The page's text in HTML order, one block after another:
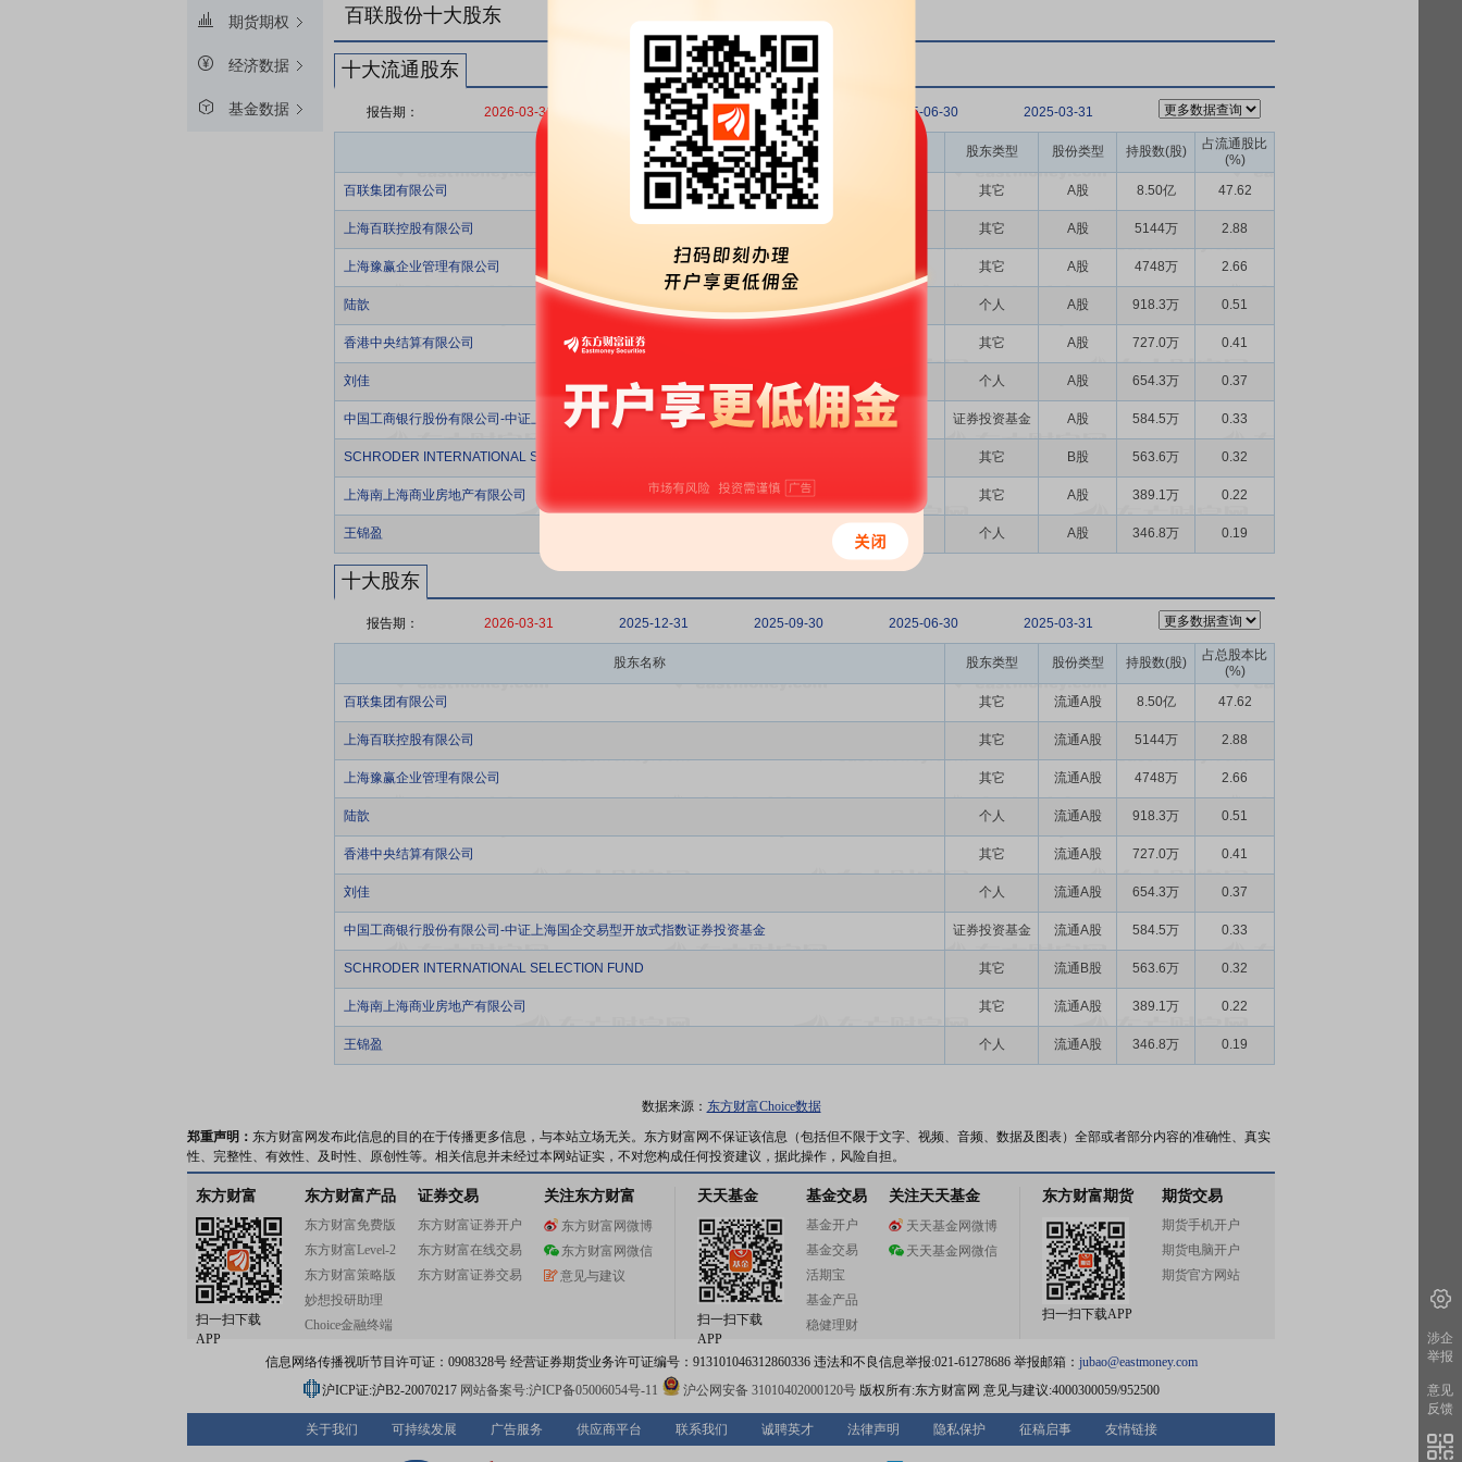
期货期权
经济数据
基金数据
百联股份十大股东
十大流通股东
报告期： 2026-03-31 2025-12-31 2025-09-30 2025-06-30 2025-03-31
股东名称 股东类型 股份类型 持股数(股)
占流通股比
(%)
百联集团有限公司
其它 A股 8.50亿 47.62
上海百联控股有限公司 其它 A股 5144万 2.88
上海豫赢企业管理有限公司 其它 A股 4748万 2.66
陆歆 个人 A股 918.3万 0.51
香港中央结算有限公司 其它 A股 727.0万 0.41
刘佳 个人 A股 654.3万 0.37
中国工商银行股份有限公司-中证上海国企交易型开放式指数证券投资基金 证券投资基金 A股 584.5万 0.33
SCHRODER INTERNATIONAL SELECTION FUND 其它 B股 563.6万 0.32
上海南上海商业房地产有限公司 其它 A股 389.1万 0.22
王锦盈 个人 A股 346.8万 0.19
十大股东
报告期： 2026-03-31 2025-12-31 2025-09-30 2025-06-30 2025-03-31
股东名称 股东类型 股份类型 持股数(股)
占总股本比
(%)
百联集团有限公司
其它 流通A股 8.50亿 47.62
上海百联控股有限公司 其它 流通A股 5144万 2.88
上海豫赢企业管理有限公司 其它 流通A股 4748万 2.66
陆歆 个人 流通A股 918.3万 0.51
香港中央结算有限公司 其它 流通A股 727.0万 0.41
刘佳 个人 流通A股 654.3万 0.37
中国工商银行股份有限公司-中证上海国企交易型开放式指数证券投资基金 证券投资基金 流通A股 584.5万 0.33
SCHRODER INTERNATIONAL SELECTION FUND 其它 流通B股 563.6万 0.32
上海南上海商业房地产有限公司 其它 流通A股 389.1万 0.22
王锦盈 个人 流通A股 346.8万 0.19
数据来源： 东方财富Choice数据
郑重声明： 东方财富网发布此信息的目的在于传播更多信息，与本站立场无关。东方财富网不保证该信息（包括但不限于文字、视频、音频、数据及图表）全部或者部分内容的准确性、真实
性、完整性、有效性、及时性、原创性等。相关信息并未经过本网站证实，不对您构成任何投资建议，据此操作，风险自担。
东方财富
扫一扫下载
APP
东方财富产品
东方财富免费版
东方财富Level-2
东方财富策略版
妙想投研助理
Choice金融终端
证券交易
东方财富证券开户
东方财富在线交易
东方财富证券交易
关注东方财富
东方财富网微博
东方财富网微信
意见与建议
天天基金
扫一扫下载
APP
基金交易
基金开户
基金交易
活期宝
基金产品
稳健理财
关注天天基金
天天基金网微博
天天基金网微信
东方财富期货
扫一扫下载APP
期货交易
期货手机开户
期货电脑开户
期货官方网站
信息网络传播视听节目许可证：0908328号 经营证券期货业务许可证编号：913101046312860336 违法和不良信息举报:021-61278686 举报邮箱： jubao@eastmoney.com
沪ICP证:沪B2-20070217 网站备案号:沪ICP备05006054号-11 沪公网安备 31010402000120号版权所有:东方财富网 意见与建议:4000300059/952500
关于我们 可持续发展 广告服务 供应商平台 联系我们 诚聘英才 法律声明 隐私保护 征稿启事 友情链接
涉企
举报
意见
反馈